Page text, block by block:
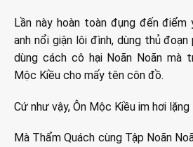
Lần này hoàn toàn đụng đến điểm
anh nổi giận lôi đình, dùng thủ
dùng cách cô hại Noãn Noãn mà
Mộc Kiều cho mấy tên côn đồ.
Cứ như vậy, Ôn Mộc Kiều im hơi
Mà Thẩm Quách cùng Tập Noãn